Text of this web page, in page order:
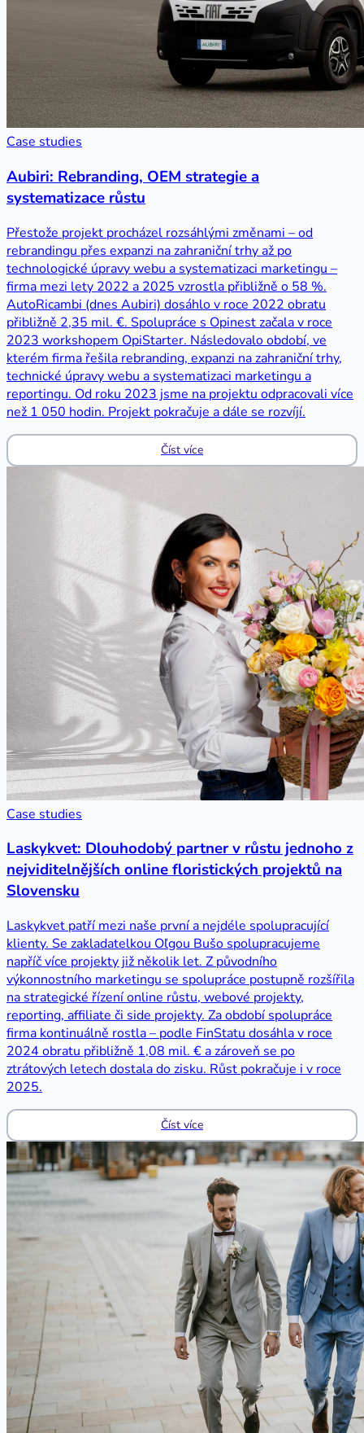
Case studies
Aubiri: Rebranding, OEM strategie a
systematizace růstu
Přestože projekt procházel rozsáhlými změnami – od
rebrandingu přes expanzi na zahraniční trhy až po
technologické úpravy webu a systematizaci marketingu –
firma mezi lety 2022 a 2025 vzrostla přibližně o 58 %.
AutoRicambi (dnes Aubiri) dosáhlo v roce 2022 obratu
přibližně 2,35 mil. €. Spolupráce s Opinest začala v roce
2023 workshopem OpiStarter. Následovalo období, ve
kterém firma řešila rebranding, expanzi na zahraniční trhy,
technické úpravy webu a systematizaci marketingu a
reportingu. Od roku 2023 jsme na projektu odpracovali více
než 1 050 hodin. Projekt pokračuje a dále se rozvíjí.
Číst více
Case studies
Laskykvet: Dlouhodobý partner v růstu jednoho z
nejviditelnějších online floristických projektů na
Slovensku
Laskykvet patří mezi naše první a nejdéle spolupracující
klienty. Se zakladatelkou Oľgou Bušo spolupracujeme
napříč více projekty již několik let. Z původního
výkonnostního marketingu se spolupráce postupně rozšířila
na strategické řízení online růstu, webové projekty,
reporting, affiliate či side projekty. Za období spolupráce
firma kontinuálně rostla – podle FinStatu dosáhla v roce
2024 obratu přibližně 1,08 mil. € a zároveň se po
ztrátových letech dostala do zisku. Růst pokračuje i v roce
2025.
Číst více